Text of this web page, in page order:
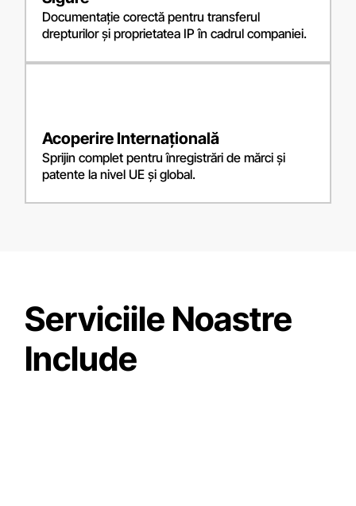
Documentație corectă pentru transferul
drepturilor și proprietatea IP în cadrul companiei.
Acoperire Internațională
Sprijin complet pentru înregistrări de mărci și
patente la nivel UE și global.
Serviciile Noastre
Include